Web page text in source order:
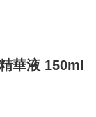
華液 150ml